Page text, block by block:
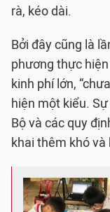
rà, kéo dài.
Bởi đây cũng là
phương thực
kinh phí lớn,
hiện một kiểu.
Bộ và các quy
khai thêm khó và